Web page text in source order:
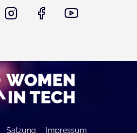
linkedin instagram
Satzung Impressum